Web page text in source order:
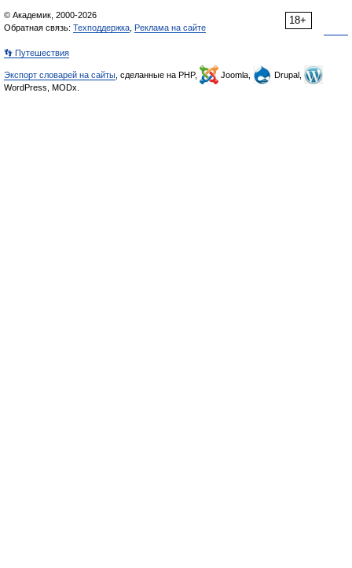
18+
© Академик, 2000-2026
Обратная связь: Техподдержка Реклама на сайте
👣 Путешествия
Экспорт словарей на сайты , сделанные на PHP, Joomla,
Drupal,
WordPress, MODx.